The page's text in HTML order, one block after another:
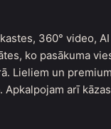
360° video, AI
ko pasākuma
Lieliem un premium
arī